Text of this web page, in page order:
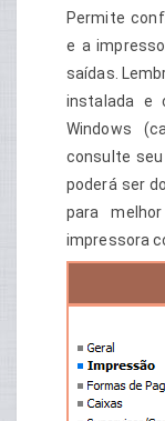
Permite
e a
saídas.
instalada e
Windows
consulte
poderá ser
para
impressora